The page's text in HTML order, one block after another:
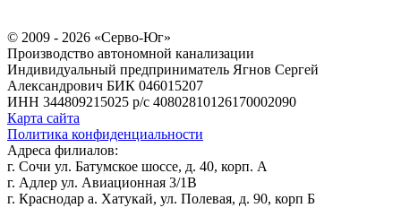
© 2009 - 2026 «Серво-Юг»
Производство автономной канализации
Индивидуальный предприниматель Ягнов Сергей
Александрович БИК 046015207
ИНН 344809215025 р/с 40802810126170002090
Карта сайта
Политика конфиденциальности
Адреса филиалов:
г. Сочи ул. Батумское шоссе, д. 40, корп. А
г. Адлер ул. Авиационная 3/1В
г. Краснодар а. Хатукай, ул. Полевая, д. 90, корп Б